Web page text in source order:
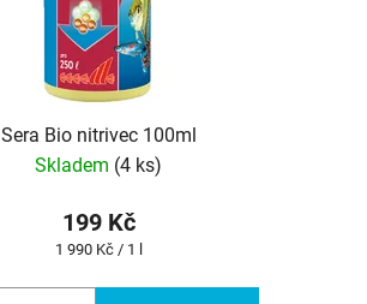
Sera Bio nitrivec 100ml
Skladem (4 ks)
199 Kč
Měrná
1 990 Kč / 1 l